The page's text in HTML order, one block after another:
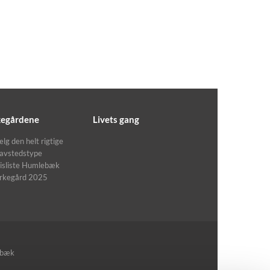
den helt rigtige
Humlebæk
2025
Livets gang